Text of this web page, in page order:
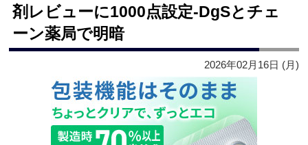
剤レビューに1000点設定‐DgSとチェ
ーン薬局で明暗
2026年02月16日 (月)